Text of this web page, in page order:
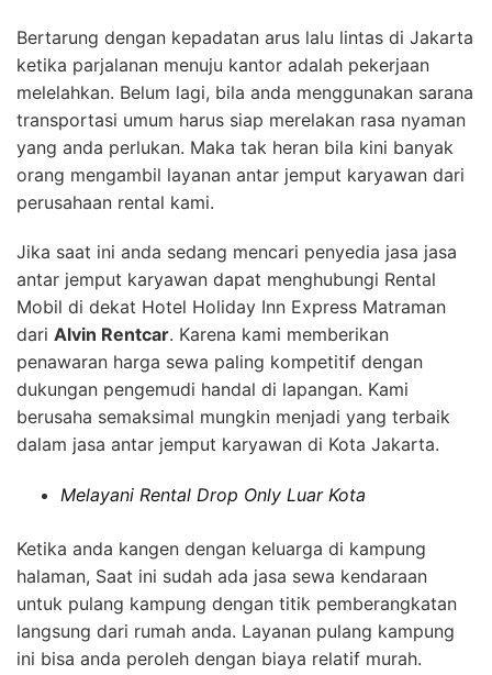
Bertarung dengan kepadatan arus lalu lintas di Jakarta
ketika parjalanan menuju kantor adalah pekerjaan
melelahkan. Belum lagi, bila anda menggunakan sarana
transportasi umum harus siap merelakan rasa nyaman
yang anda perlukan. Maka tak heran bila kini banyak
orang mengambil layanan antar jemput karyawan dari
perusahaan rental kami.
Jika saat ini anda sedang mencari penyedia jasa jasa
antar jemput karyawan dapat menghubungi Rental
Mobil di dekat Hotel Holiday Inn Express Matraman
dari Alvin Rentcar. Karena kami memberikan
penawaran harga sewa paling kompetitif dengan
dukungan pengemudi handal di lapangan. Kami
berusaha semaksimal mungkin menjadi yang terbaik
dalam jasa antar jemput karyawan di Kota Jakarta.
Melayani Rental Drop Only Luar Kota
Ketika anda kangen dengan keluarga di kampung
halaman, Saat ini sudah ada jasa sewa kendaraan
untuk pulang kampung dengan titik pemberangkatan
langsung dari rumah anda. Layanan pulang kampung
ini bisa anda peroleh dengan biaya relatif murah.